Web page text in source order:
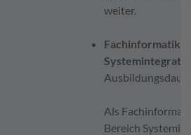
weiter.
Als
Bereich